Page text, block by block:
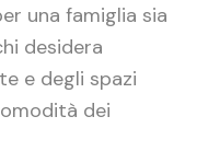
una famiglia sia
desidera
e degli spazi
dei